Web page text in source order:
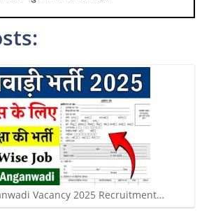
Vacancy 2025 Recruitment…